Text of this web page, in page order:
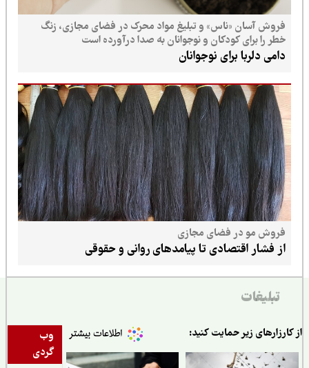
فروش آسان «ناس» و تبلیغ مواد محرک در فضای مجازی، زنگ
خطر را برای کودکان و نوجوانان به صدا درآورده است
دامی دلربا برای نوجوانان
فروش مو در فضای مجازی
از فشار اقتصادی تا پیامدهای روانی و حقوقی
تبلیغات
وب
گردی
زیر حمایت کنید: